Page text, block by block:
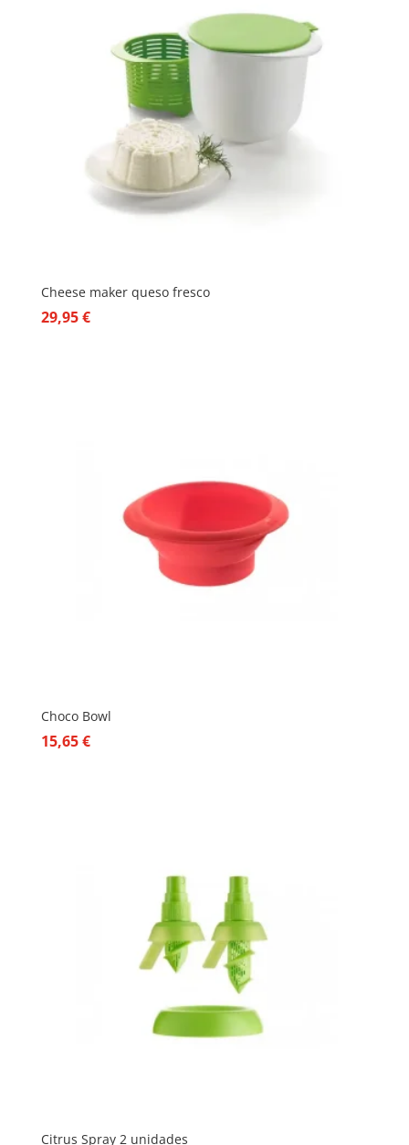
Cheese maker queso fresco
29,95€
Choco Bowl
15,65€
Citrus Spray 2 unidades